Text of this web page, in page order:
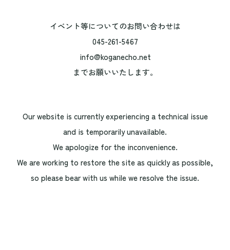
イベント等についてのお問い合わせは
045-261-5467
info@koganecho.net
までお願いいたします。
Our website is currently experiencing a technical issue
and is temporarily unavailable.
We apologize for the inconvenience.
We are working to restore the site as quickly as possible,
so please bear with us while we resolve the issue.